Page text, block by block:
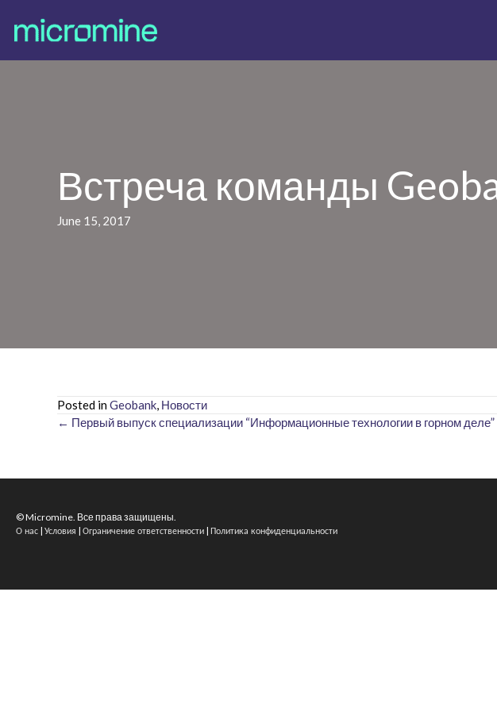
Встреча команды
June 15, 2017
Posted inGeobank, Новости
Posts
← Первый выпуск специализации “Информационные технологии в горном деле”
© Micromine. Все права защищены.
О нас | Условия | Ограничение ответственности | Политика конфиденциальности